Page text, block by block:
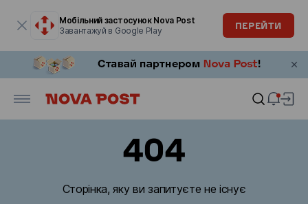
Мобільний застосунок Nova Post
Завантажуй в Google Play
ПЕРЕЙТИ
404
Сторінка, яку ви запитуєте не існує